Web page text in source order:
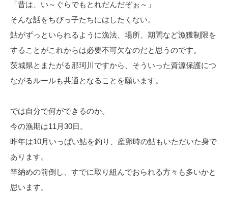
「昔は、い～ぐらでもとれだんだぞぉ～」
そんな話をちびっ子たちにはしたくない。
鮎がずっといられるように漁法、場所、期間など漁獲制限を
することがこれからは必要不可欠なのだと思うのです。
茨城県とまたがる那珂川ですから、そういった資源保護につ
ながるルールも共通となることを願います。
では自分で何ができるのか。
今の漁期は11月30日。
昨年は10月いっぱい鮎を釣り、産卵時の鮎もいただいた身で
あります。
竿納めの前倒し、すでに取り組んでおられる方々も多いかと
思います。